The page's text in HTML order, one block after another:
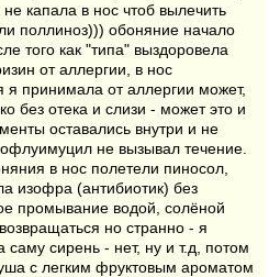
капала в нос чтоб вылечить
поллиноз))) обоняние начало
того как "типа" выздоровела
от аллергии, в нос
принимала от аллергии может,
без отека и слизи - может это и
оставались внутри и не
не вызывал течение.
в нос полетели пиносол,
изофра (антибиотик) без
промывание водой, солёной
но странно - я
саму сирень - нет, ну и т.д, потом
с легким фруктовым ароматом